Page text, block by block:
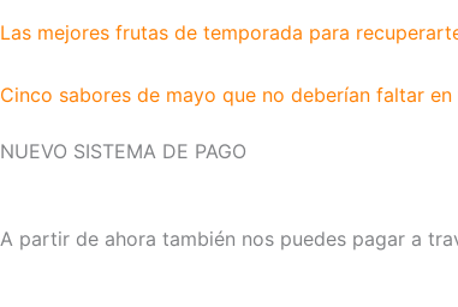
k
n
a
Las mejores frutas de temporada para
Cinco sabores de mayo que no deberían faltar
NUEVO SISTEMA DE PAGO
A partir de ahora también nos puedes pagar a